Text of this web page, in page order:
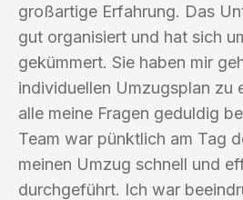
großartige Erfahrung. Das
gut organisiert und hat sich
gekümmert. Sie haben mir
individuellen Umzugsplan zu
alle meine Fragen geduldig
Team war pünktlich am Tag
meinen Umzug schnell und
durchgeführt. Ich war